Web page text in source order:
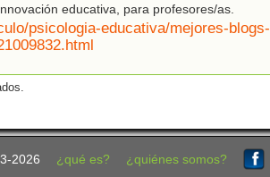
educativa, para profesores/as.
psicologia-educativa/mejores-blogs-
2026 ¿qué es? ¿quiénes somos?